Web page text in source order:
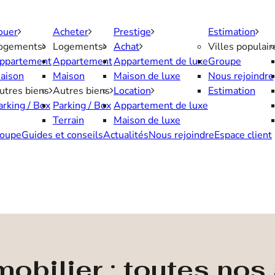
biens
/ Box
Acheter
Logements
Appartement
Maison
Autres biens
Parking / Box
Terrain
Prestige
Achat
Appartement de luxe
Maison de luxe
Location
Appartement de luxe
Maison de luxe
Estimation
Villes
Groupe
Nous rejoindre
Estimation
Guides et conseilsActualitésNous rejoindreEspace client